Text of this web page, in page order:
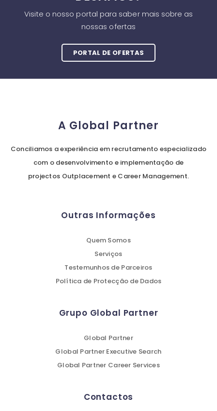
Visite o nosso portal para saber mais sobre as
nossas ofertas
PORTAL DE OFERTAS
A Global Partner
Conciliamos a experiência em recrutamento especializado
com o desenvolvimento e implementação de
projectos Outplacement e Career Management.
Outras Informações
Quem Somos
Serviços
Testemunhos de Parceiros
Política de Protecção de Dados
Grupo Global Partner
Global Partner
Global Partner Executive Search
Global Partner Career Services
Contactos